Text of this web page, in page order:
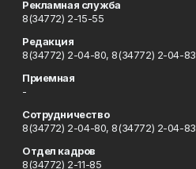
Рекламная служба
8(34772) 2-15-55
Редакция
8(34772) 2-04-80, 8(34772) 2-04-83
Приемная
-
Сотрудничество
8(34772) 2-04-80, 8(34772) 2-04-83
Отдел кадров
8(34772) 2-11-85